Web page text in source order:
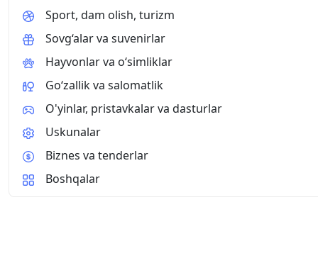
Sport, dam olish, turizm
Sovg‘alar va suvenirlar
Hayvonlar va o‘simliklar
Go‘zallik va salomatlik
O'yinlar, pristavkalar va dasturlar
Uskunalar
Biznes va tenderlar
Boshqalar